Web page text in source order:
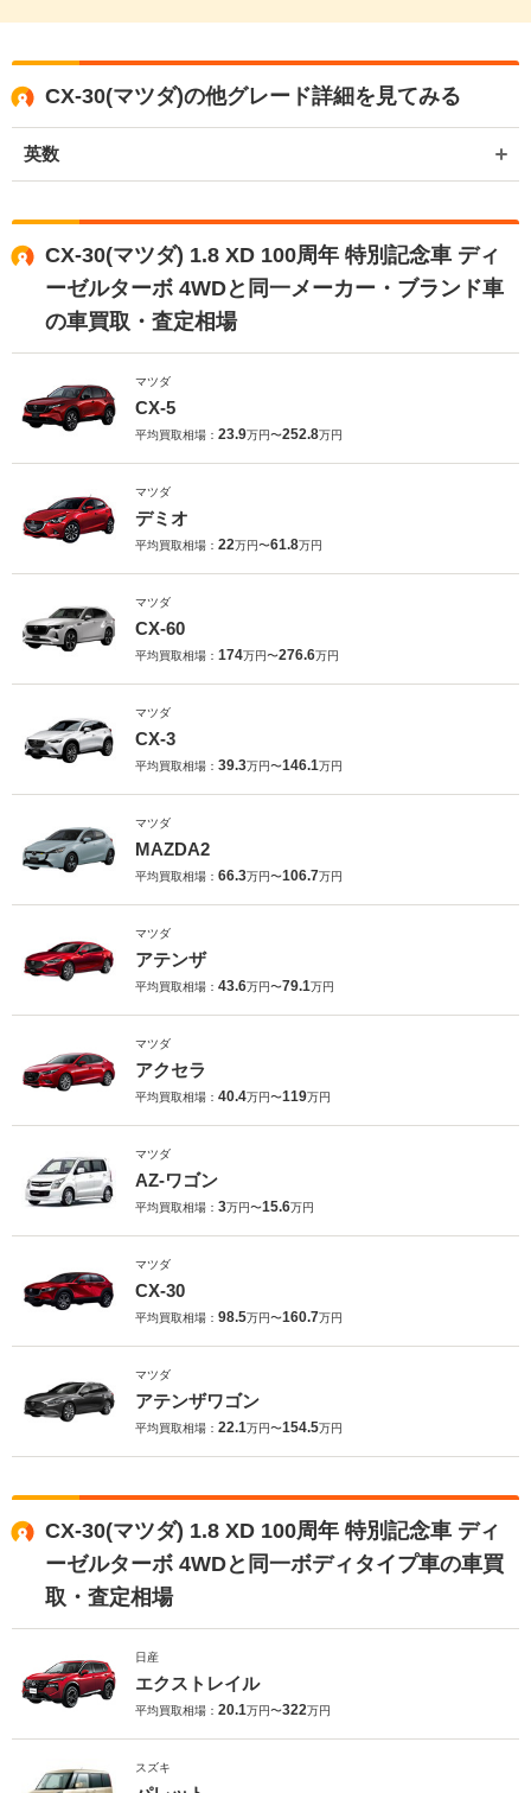
CX-30(マツダ)の他グレード詳細を見てみる
英数
CX-30(マツダ) 1.8 XD 100周年 特別記念車 ディ
ーゼルターボ 4WDと同一メーカー・ブランド車
の車買取・査定相場
マツダ
CX-5
平均買取相場： 23.9万円〜252.8万円
マツダ
デミオ
平均買取相場： 22万円〜61.8万円
マツダ
CX-60
平均買取相場： 174万円〜276.6万円
マツダ
CX-3
平均買取相場： 39.3万円〜146.1万円
マツダ
MAZDA2
平均買取相場： 66.3万円〜106.7万円
マツダ
アテンザ
平均買取相場： 43.6万円〜79.1万円
マツダ
アクセラ
平均買取相場： 40.4万円〜119万円
マツダ
AZ-ワゴン
平均買取相場： 3万円〜15.6万円
マツダ
CX-30
平均買取相場： 98.5万円〜160.7万円
マツダ
アテンザワゴン
平均買取相場： 22.1万円〜154.5万円
CX-30(マツダ) 1.8 XD 100周年 特別記念車 ディ
ーゼルターボ 4WDと同一ボディタイプ車の車買
取・査定相場
日産
エクストレイル
平均買取相場： 20.1万円〜322万円
スズキ